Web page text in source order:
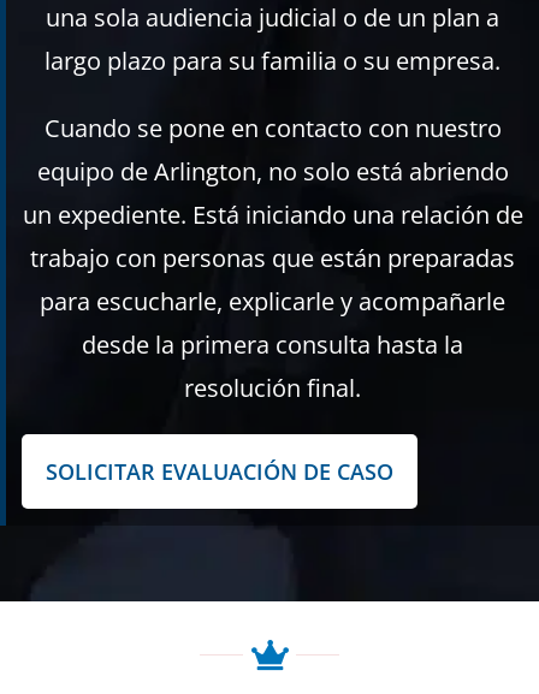
una sola audiencia judicial o de un plan a
largo plazo para su familia o su empresa.
Cuando se pone en contacto con nuestro
equipo de Arlington, no solo está abriendo
un expediente. Está iniciando una relación de
trabajo con personas que están preparadas
para escucharle, explicarle y acompañarle
desde la primera consulta hasta la
resolución final.
SOLICITAR EVALUACIÓN DE CASO